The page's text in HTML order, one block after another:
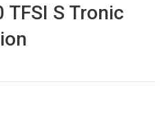
TFSI S Tronic